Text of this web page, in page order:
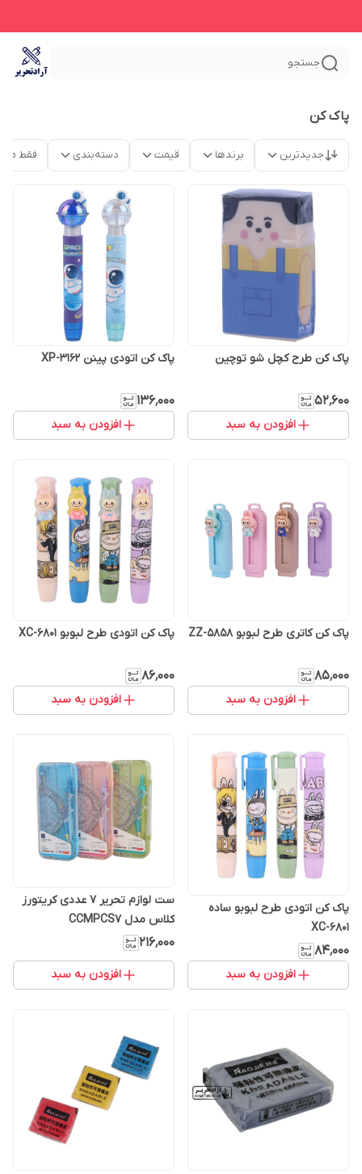
جستجو
پاک کن
جدیدترین برندها قیمت دسته‌بندی فقط
پاک کن طرح کچل شو توچین
۵۲٬۶۰۰
افزودن به سبد
پاک کن اتودی پینن XP-3162
۱۳۶٬۰۰۰
افزودن به سبد
پاک کن کاتری طرح لبوبو ZZ-5858
۸۵٬۰۰۰
افزودن به سبد
پاک کن اتودی طرح لبوبو XC-6801
۸۶٬۰۰۰
افزودن به سبد
پاک کن اتودی طرح لبوبو ساده
XC-6801
۸۴٬۰۰۰
افزودن به سبد
ست لوازم تحریر 7 عددی کریتورز
کلاس مدل CCMPCS7
۲۱۶٬۰۰۰
افزودن به سبد